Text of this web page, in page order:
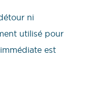
ni
utilisé pour
est